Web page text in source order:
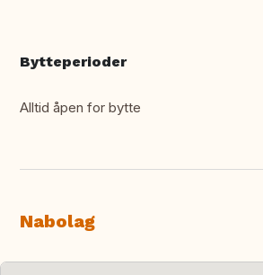
Bytteperioder
Alltid åpen for bytte
Nabolag